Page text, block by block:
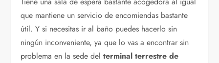
que mantiene un servicio de encomiendas bastante
útil. Y si necesitas ir al baño puedes hacerlo sin
ningún inconveniente, ya que lo vas a encontrar sin
problema en la sede delterminal terrestre de